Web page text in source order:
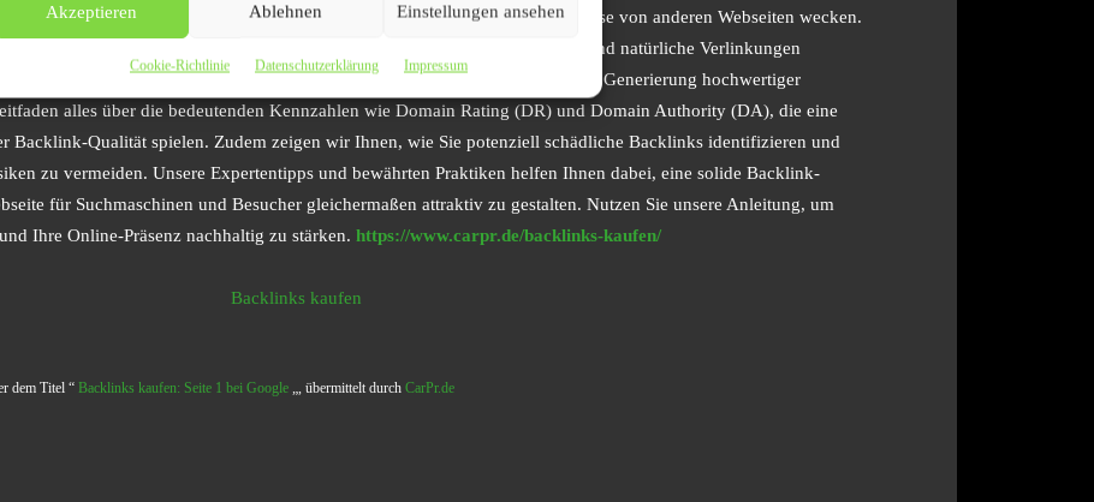
Akzeptieren Ablehnen Einstellungen ansehen
Cookie-Richtlinie Datenschutzerklärung Impressum
die nicht nur für Ihre Zielgruppe ansprechend sind, sondern auch das Interesse von anderen Webseiten wecken.
Content-Marketing und Linkbuilding Ihre Autorität in Ihrer Branche steigern und natürliche Verlinkungen
Methoden erreichen Sie nachhaltige und langfristige Erfolge bei der Generierung hochwertiger
alles über die bedeutenden Kennzahlen wie Domain Rating (DR) und Domain Authority (DA), die eine
Backlink-Qualität spielen. Zudem zeigen wir Ihnen, wie Sie potenziell schädliche Backlinks identifizieren und
zu vermeiden. Unsere Expertentipps und bewährten Praktiken helfen Ihnen dabei, eine solide Backlink-
für Suchmaschinen und Besucher gleichermaßen attraktiv zu gestalten. Nutzen Sie unsere Anleitung, um
Ihre Online-Präsenz nachhaltig zu stärken. https://www.carpr.de/backlinks-kaufen/
dem Titel “ Backlinks kaufen: Seite 1 bei Google „, übermittelt durch CarPr.de